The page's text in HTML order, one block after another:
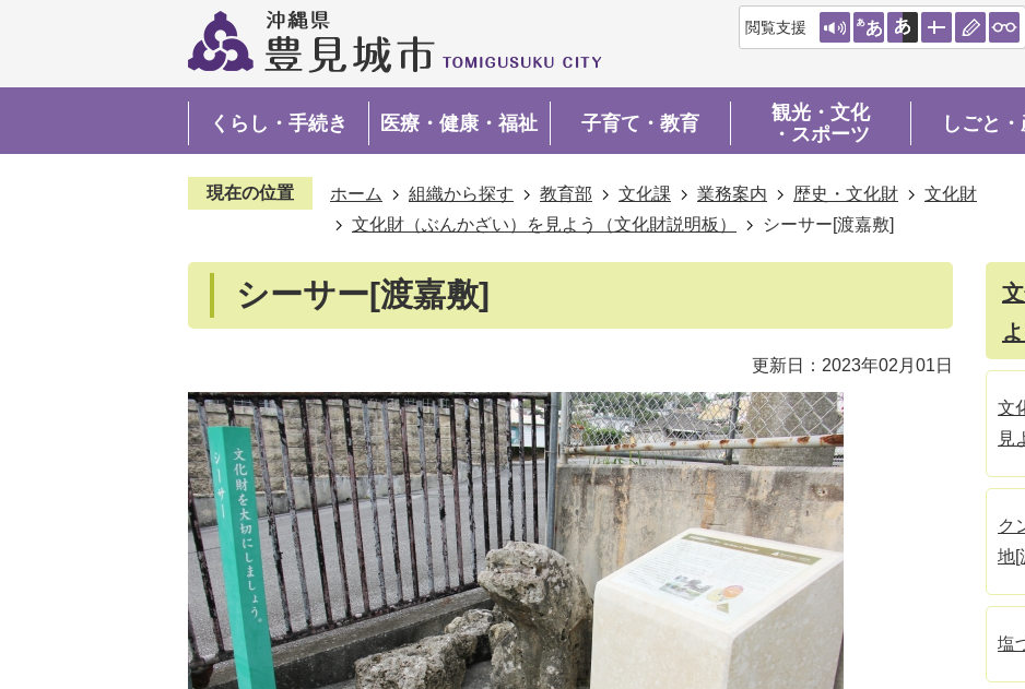
閲覧支援
くらし・手続き 医療・健康・福祉 子育て・教育
観光・文化
・スポーツ
しごと
現在の位置 ホーム 組織から探す 教育部 文化課 業務案内 歴史・文化財
文化財
文化財（ぶんかざい）を見よう（文化財説明板）
シーサー[渡嘉敷]
シーサー[渡嘉敷]
更新日：2023年02月01日
文
見
ク
地[
塩